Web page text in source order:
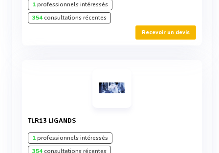
1professionnels intéressés
354consultations récentes
Recevoir un devis
TLR13 LIGANDS
1professionnels intéressés
354consultations récentes